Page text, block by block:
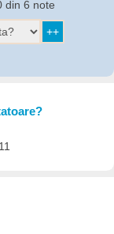
din 6 note